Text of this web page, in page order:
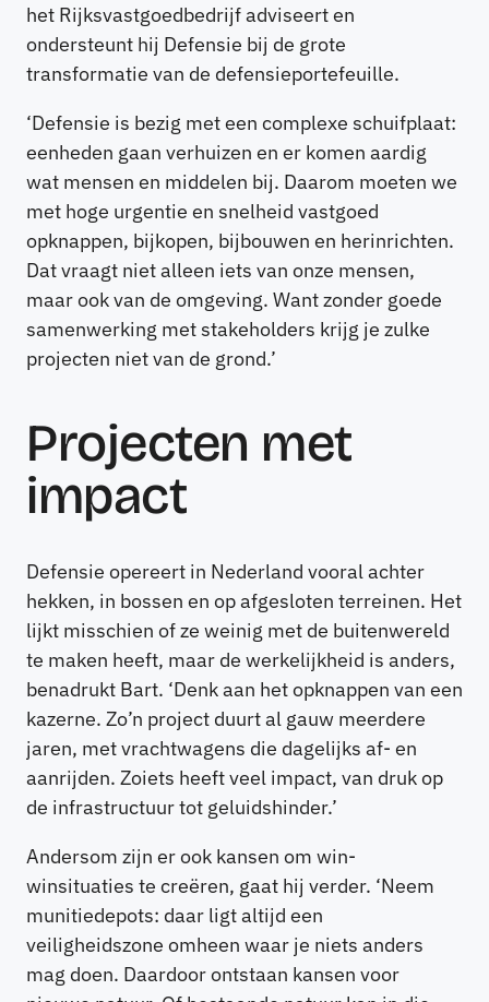
het Rijksvastgoedbedrijf adviseert en
ondersteunt hij Defensie bij de grote
transformatie van de defensieportefeuille.
‘Defensie is bezig met een complexe schuifplaat:
eenheden gaan verhuizen en er komen aardig
wat mensen en middelen bij. Daarom moeten we
met hoge urgentie en snelheid vastgoed
opknappen, bijkopen, bijbouwen en herinrichten.
Dat vraagt niet alleen iets van onze mensen,
maar ook van de omgeving. Want zonder goede
samenwerking met stakeholders krijg je zulke
projecten niet van de grond.’
Projecten met
impact
Defensie opereert in Nederland vooral achter
hekken, in bossen en op afgesloten terreinen. Het
lijkt misschien of ze weinig met de buitenwereld
te maken heeft, maar de werkelijkheid is anders,
benadrukt Bart. ‘Denk aan het opknappen van een
kazerne. Zo’n project duurt al gauw meerdere
jaren, met vrachtwagens die dagelijks af- en
aanrijden. Zoiets heeft veel impact, van druk op
de infrastructuur tot geluidshinder.’
Andersom zijn er ook kansen om win-
winsituaties te creëren, gaat hij verder. ‘Neem
munitiedepots: daar ligt altijd een
veiligheidszone omheen waar je niets anders
mag doen. Daardoor ontstaan kansen voor